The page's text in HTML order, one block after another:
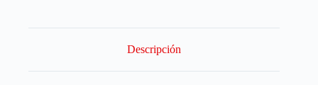
Descripción